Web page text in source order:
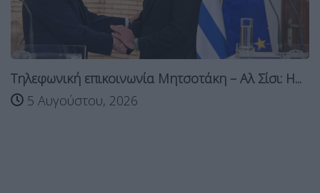
Τηλεφωνική επικοινωνία Μητσοτάκη – Αλ Σίσι: Η...
5 Αυγούστου, 2026